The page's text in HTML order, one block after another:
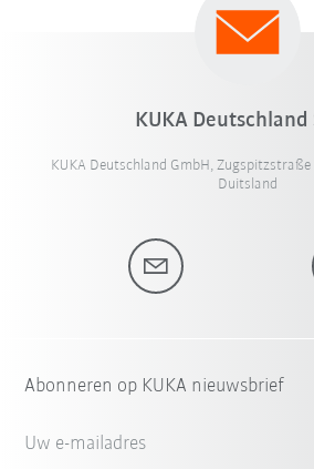
KUKA Deutschland
KUKA Deutschland GmbH, Zugspitzstraße
Duitsland
Abonneren op KUKA nieuwsbrief
Uw e-mailadres